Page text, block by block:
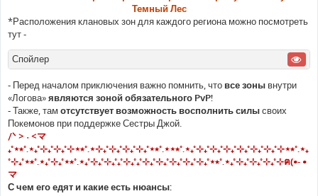
Темный Лес
*Расположения клановых зон для каждого региона можно посмотреть
тут -
Спойлер
- Перед началом приключения важно помнить, что все зоны внутри
«Логова»являются зоной обязательного PvP!
- Также, там отсутствует возможность восполнить силысвоих
Покемонов при поддержке Сестры Джой.
/ᐠ > ˕ <マ
₊˚⋆⭒˚.⋆₊˚⊹₊˚⊹₊˚⊹⋆⭒˚.⋆⊹₊˚⊹₊˚⊹₊˚⊹₊˚⋆⭒˚.⋆⋆⭒˚.⋆₊˚⊹₊˚⊹₊˚⊹₊˚⊹₊˚⊹₊˚⊹₊˚⊹⋆⭒˚.⋆₊
˚⊹₊˚⋆⭒˚.⋆₊˚⊹₊˚⋆⭒˚.⋆₊˚⊹₊˚⊹₊˚₊˚⊹₊˚₊˚⊹₊˚⊹₊˚⊹₊˚⊹₊˚⊹₊˚⋆⭒˚.⋆₊˚⊹₊˚⊹₊˚⊹₊˚⊹ฅ(•- •
マ
С чем его едят и какие есть нюансы: